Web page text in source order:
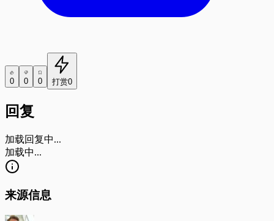
0 0 0 打赏0
回复
加载回复中...
加载中...
来源信息